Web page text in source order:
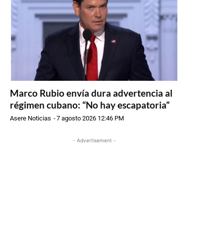
Marco Rubio envía dura advertencia al
régimen cubano: “No hay escapatoria”
Asere Noticias -7 agosto 2026 12:46 PM
- Advertisement -